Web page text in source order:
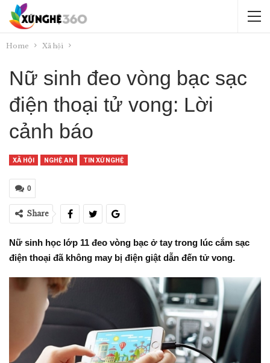
Home Xã hội
Nữ sinh đeo vòng bạc sạc
điện thoại tử vong: Lời
cảnh báo
XÃ HỘI NGHỆ AN TIN XỨ NGHỆ
0
Share
Nữ sinh học lớp 11 đeo vòng bạc ở tay trong lúc cắm sạc
điện thoại đã không may bị điện giật dẫn đến tử vong.